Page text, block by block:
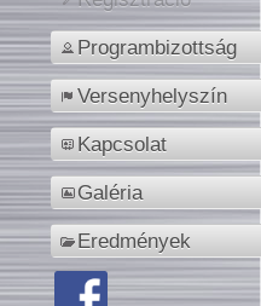
Programbizottság
Versenyhelyszín
Kapcsolat
Galéria
Eredmények